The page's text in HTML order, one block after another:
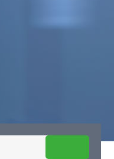
SE2施耐德电流保